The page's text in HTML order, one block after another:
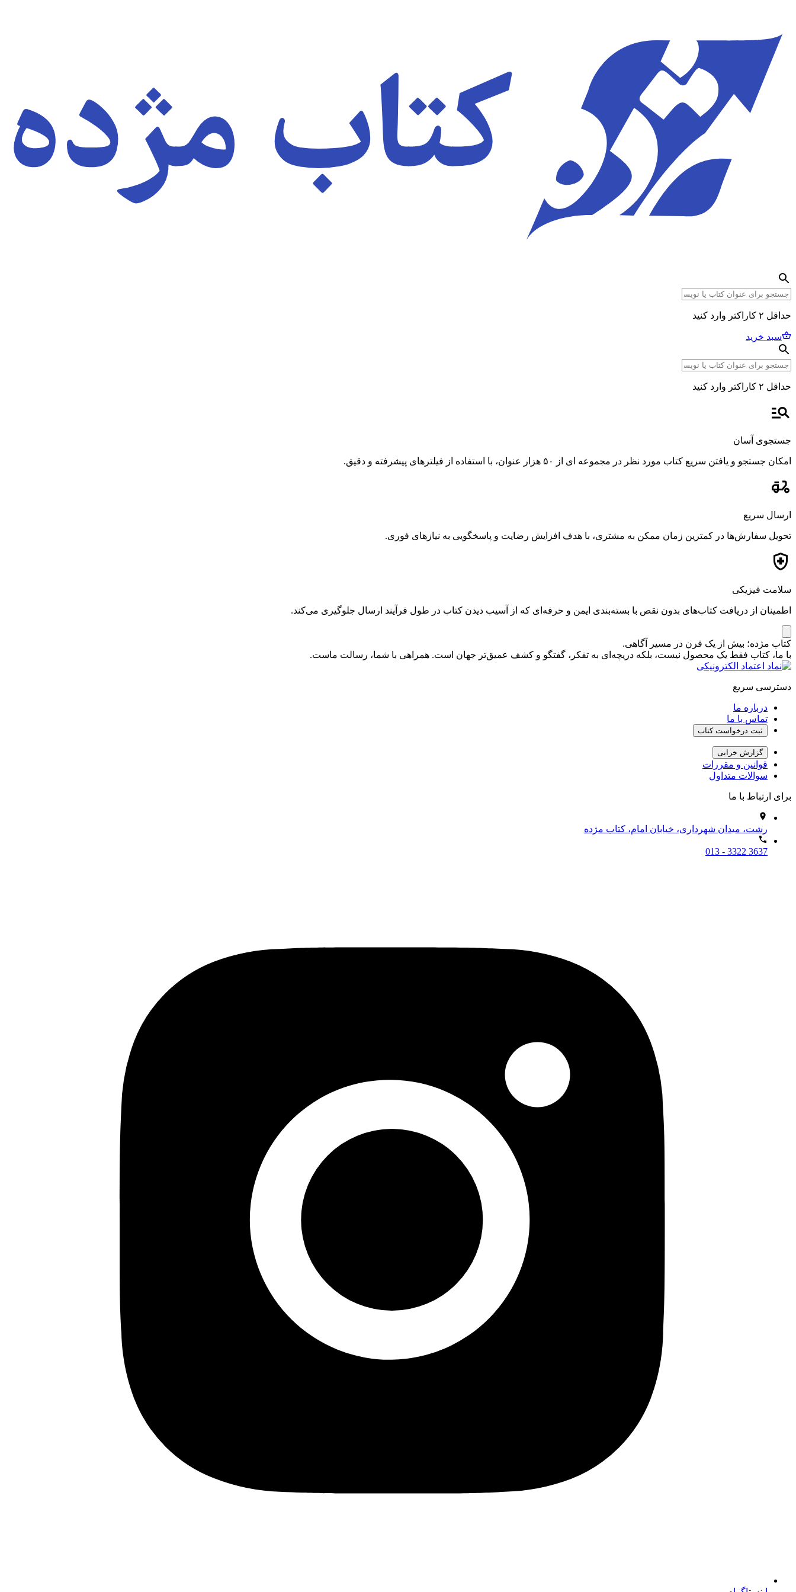
حداقل ۲ کاراکتر وارد کنید
سبد خرید
حداقل ۲ کاراکتر وارد کنید
جستجوی آسان
امکان جستجو و یافتن سریع کتاب مورد نظر در مجموعه ای از ۵۰ هزار عنوان، با استفاده از فیلترهای پیشرفته و دقیق.
ارسال سریع
تحویل سفارش‌ها در کمترین زمان ممکن به مشتری، با هدف افزایش رضایت و پاسخگویی به نیازهای فوری.
سلامت فیزیکی
اطمینان از دریافت کتاب‌های بدون نقص با بسته‌بندی ایمن و حرفه‌ای که از آسیب دیدن کتاب در طول فرآیند ارسال جلوگیری می‌کند.
کتاب مژده؛ بیش از یک قرن در مسیر آگاهی.
با ما، کتاب فقط یک محصول نیست، بلکه دریچه‌ای به تفکر، گفتگو و کشف عمیق‌تر جهان است. همراهی با شما، رسالت ماست.
دسترسی سریع
درباره ما
تماس با ما
ثبت درخواست کتاب
گزارش خرابی
قوانین و مقررات
سوالات متداول
برای ارتباط با ما
رشت، میدان شهرداری، خیابان امام، کتاب مژده
013 - 3322 3637